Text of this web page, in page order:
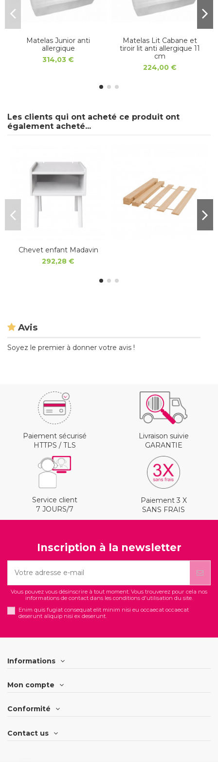
Matelas Junior anti
allergique
314,03 €
Matelas Lit Cabane et
tiroir lit anti allergique 11
cm
224,00 €
Les clients qui ont acheté ce produit ont
également acheté...
Chevet enfant Madavin
292,28 €
Avis
Soyez le premier à donner votre avis !
Paiement sécurisé
HTTPS / TLS
Livraison suivie
GARANTIE
Service client
7 JOURS/7
Paiement 3 X
SANS FRAIS
Inscription à la newsletter
Vous pouvez vous désinscrire à tout moment. Vous trouverez pour cela nos
informations de contact dans les conditions d'utilisation du site.
Enim quis fugiat consequat elit minim nisi eu occaecat occaecat
deserunt aliquip nisi ex deserunt.
Informations
Mon compte
Conformité
Contact us